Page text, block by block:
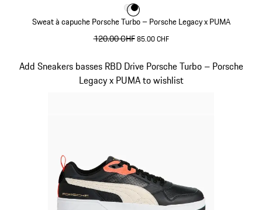
Sweat à capuche Porsche Turbo – Porsche Legacy x PUMA
prix initial
120.00 CHFprix de vente
85.00 CHF
Couleur
Couleur
Couleur
Add Sneakers basses RBD Drive Porsche Turbo – Porsche
Legacy x PUMA to wishlist
Diapositive 5 sur 10